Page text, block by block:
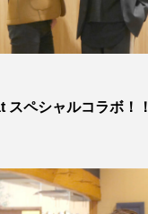
スペシャルコラボ！！